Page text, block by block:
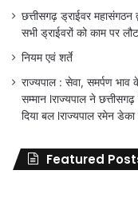
छत्तीसगढ़ ड्राईवर महासंगठन
सभी ड्राईवरों को काम पर
नियम एवं शर्ते
राज्यपाल : सेवा, समर्पण भाव
सम्मान lराज्यपाल ने
दिया बल lराज्यपाल रमेन
Featured